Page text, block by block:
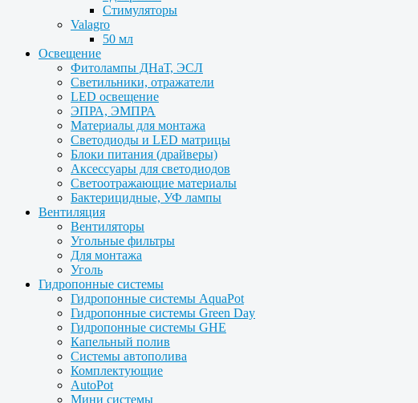
Стимуляторы
Valagro
50 мл
Освещение
Фитолампы ДНаТ, ЭСЛ
Светильники, отражатели
LED освещение
ЭПРА, ЭМПРА
Материалы для монтажа
Светодиоды и LED матрицы
Блоки питания (драйверы)
Аксессуары для светодиодов
Светоотражающие материалы
Бактерицидные, УФ лампы
Вентиляция
Вентиляторы
Угольные фильтры
Для монтажа
Уголь
Гидропонные системы
Гидропонные системы AquaPot
Гидропонные системы Green Day
Гидропонные системы GHE
Капельный полив
Системы автополива
Комплектующие
AutoPot
Мини системы